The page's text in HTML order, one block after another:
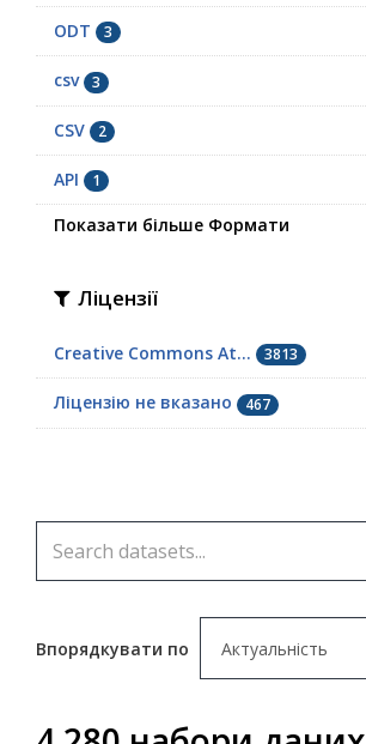
ODT 3
сsv 3
СSV 2
API 1
Показати більше Формати
Ліцензії
Creative Commons At... 3813
Ліцензію не вказано 467
Впорядкувати по